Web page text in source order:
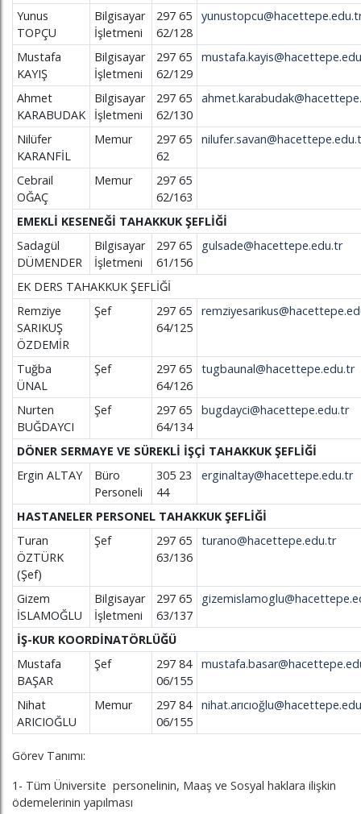
Yunus
TOPÇU
Bilgisayar
İşletmeni
297 65
62/128
Mustafa
KAYIŞ
Bilgisayar
İşletmeni
297 65
62/129
Ahmet
KARABUDAK
Bilgisayar
İşletmeni
297 65
62/130
Nilüfer
KARANFİL
Memur
297 65
62
Cebrail
OĞAÇ
Memur
297 65
62/163
EMEKLİ KESENEĞİ TAHAKKUK ŞEFLİĞİ
Sadagül
DÜMENDER
Bilgisayar
İşletmeni
297 65
61/156
gulsade@hacettepe.edu.tr
EK DERS TAHAKKUK ŞEFLİĞİ
Remziye
SARIKUŞ
ÖZDEMİR
Şef
297 65
64/125
Tuğba
ÜNAL
Şef
297 65
64/126
tugbaunal@hacettepe.edu.tr
Nurten
BUĞDAYCI
Şef
297 65
64/134
bugdayci@hacettepe.edu.tr
DÖNER SERMAYE VE SÜREKLİ İŞÇİ TAHAKKUK ŞEFLİĞİ
Ergin ALTAY
Büro
Personeli
305 23
44
erginaltay@hacettepe.edu.tr
HASTANELER PERSONEL TAHAKKUK ŞEFLİĞİ
Turan
ÖZTÜRK
(Şef)
Şef
297 65
63/136
turano@hacettepe.edu.tr
Gizem
İSLAMOĞLU
Bilgisayar
İşletmeni
297 65
63/137
İŞ-KUR KOORDİNATÖRLÜĞÜ
Mustafa
BAŞAR
Şef
297 84
06/155
Nihat
ARICIOĞLU
Memur
297 84
06/155
Görev Tanımı:
1- Tüm Üniversite personelinin, Maaş ve Sosyal haklara ilişkin
ödemelerinin yapılması